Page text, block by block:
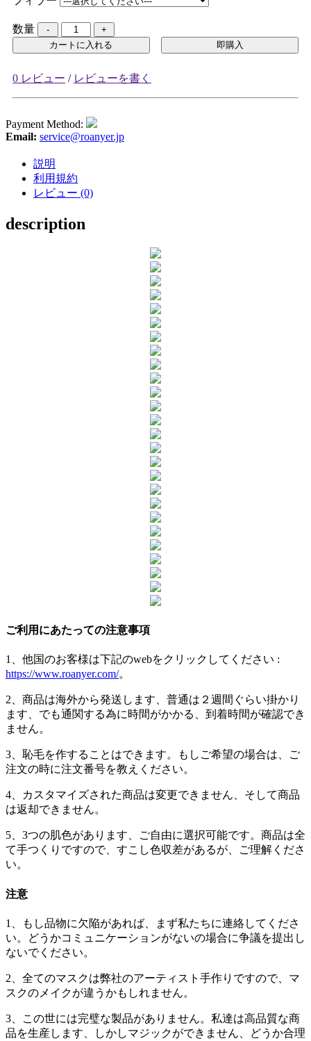
数量
カートに入れる 即購入
0 レビュー / レビューを書く
Payment Method:
Email: service@roanyer.jp
説明
利用規約
レビュー (0)
description
ご利用にあたっての注意事項
1、他国のお客様は下記のwebをクリックしてください :
https://www.roanyer.com/。
2、商品は海外から発送します、普通は２週間ぐらい掛かり
ます、でも通関する為に時間がかかる、到着時間が確認でき
ません。
3、恥毛を作することはできます。もしご希望の場合は、ご
注文の時に注文番号を教えください。
4、カスタマイズされた商品は変更できません、そして商品
は返却できません。
5、3つの肌色があります、ご自由に選択可能です。商品は全
て手つくりですので、すこし色収差があるが、ご理解くださ
い。
注意
1、もし品物に欠陥があれば、まず私たちに連絡してくださ
い。どうかコミュニケーションがないの場合に争議を提出し
ないでください。
2、全てのマスクは弊社のアーティスト手作りですので、マ
スクのメイクが違うかもしれません。
3、この世には完璧な製品がありません。私達は高品質な商
品を生産します、しかしマジックができません、どうか合理